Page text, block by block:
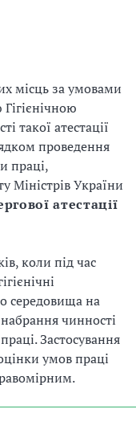
місць за умовами
такої атестації
проведення
праці,
Міністрів України
атестації
коли під час
середовища на
чинності
Застосування
умов праці